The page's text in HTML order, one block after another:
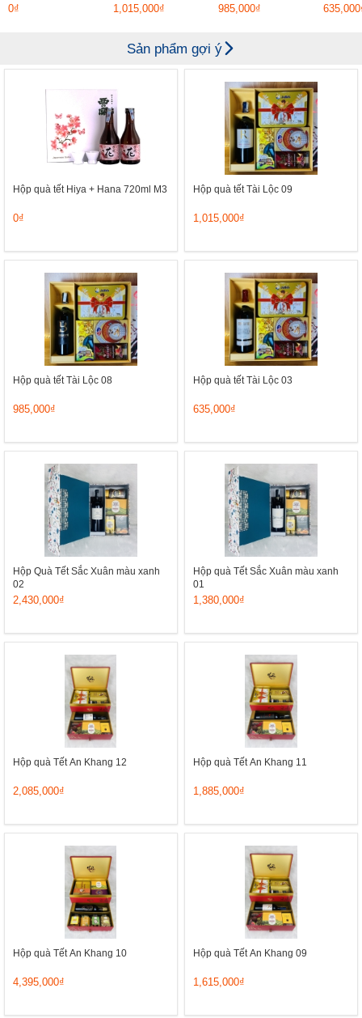
0₫ 1,015,000₫ 985,000₫
Sản phẩm gợi ý
Hộp quà tết Hiya + Hana 720ml M3
0₫
Hộp quà tết Tài Lộc 09
1,015,000₫
Hộp quà tết Tài Lộc 08
985,000₫
Hộp quà tết Tài Lộc 03
635,000₫
Hộp Quà Tết Sắc Xuân màu xanh
02
2,430,000₫
Hộp quà Tết Sắc Xuân màu xanh
01
1,380,000₫
Hộp quà Tết An Khang 12
2,085,000₫
Hộp quà Tết An Khang 11
1,885,000₫
Hộp quà Tết An Khang 10
4,395,000₫
Hộp quà Tết An Khang 09
1,615,000₫